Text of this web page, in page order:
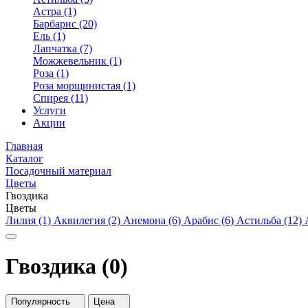
Астра (1)
Барбарис (20)
Ель (1)
Лапчатка (7)
Можжевельник (1)
Роза (1)
Роза морщинистая (1)
Спирея (11)
Услуги
Акции
Главная
Каталог
Посадочный материал
Цветы
Гвоздика
Цветы
Лилия (1) Аквилегия (2) Анемона (6) Арабис (6) Астильба (12)
Гвоздика (0)
Популярность Цена